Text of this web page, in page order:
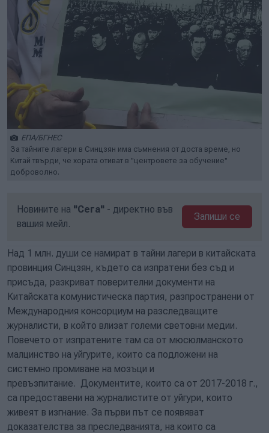
ЕПА/БГНЕС
За тайните лагери в Синцзян има съмнения от доста време, но
Китай твърди, че хората отиват в "центровете за обучение"
доброволно.
Новините на "Сега" - директно във
вашия мейл.
Запиши се
Над 1 млн. души се намират в тайни лагери в китайската
провинция Синцзян, където са изпратени без съд и
присъда, разкриват поверителни документи на
Китайската комунистическа партия, разпространени от
Международния консорциум на разследващите
журналисти, в който влизат големи световни медии.
Повечето от изпратените там са от мюсюлманското
малцинство на уйгурите, които са подложени на
системно промиване на мозъци и
превъзпитание. Документите, които са от 2017-2018 г.,
са предоставени на журналистите от уйгури, които
живеят в изгнание. За първи път се появяват
доказателства за преследванията, на които са